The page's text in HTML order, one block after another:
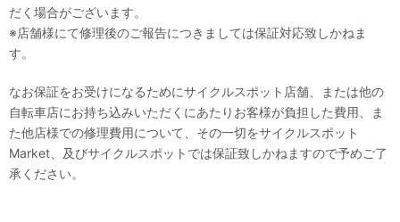
だく場合がございます。
※店舗様にて修理後のご報告につきましては保証対応致しかねま
す。
なお保証をお受けになるためにサイクルスポット店舗、または他の
自転車店にお持ち込みいただくにあたりお客様が負担した費用、ま
た他店様での修理費用について、その一切をサイクルスポット
Market、及びサイクルスポットでは保証致しかねますので予めご了
承ください。